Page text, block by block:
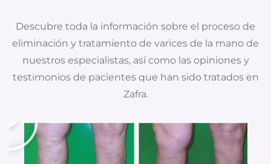
Descubre toda la información sobre el proceso de
eliminación y tratamiento de varices de la mano de
nuestros especialistas, así como las opiniones y
testimonios de pacientes que han sido tratados en
Zafra.